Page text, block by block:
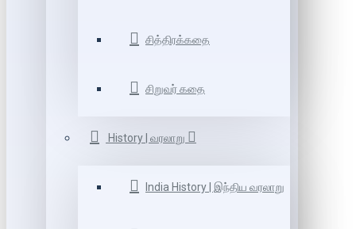
சித்திரக்கதை
சிறுவர் கதை
History | வரலாறு
India History | இந்திய வரலாறு